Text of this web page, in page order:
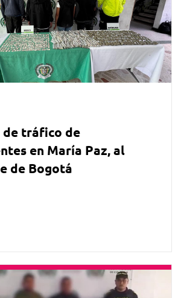
de tráfico de
en María Paz, al
de Bogotá